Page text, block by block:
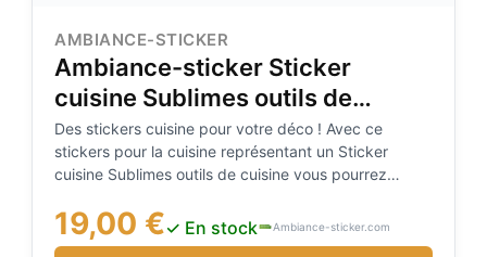
AMBIANCE-STICKER
Ambiance-sticker Sticker
cuisine Sublimes outils de
cuisine
Des stickers cuisine pour votre déco ! Avec ce
stickers pour la cuisine représentant un Sticker
cuisine Sublimes outils de cuisine vous pourrez
Vous allez pouvoir donner une nouvelle vie à cette
pièce si fréquemment utilisée ! Simplifiez vous
19,00 €✓ En stock Ambiance-sticker.com